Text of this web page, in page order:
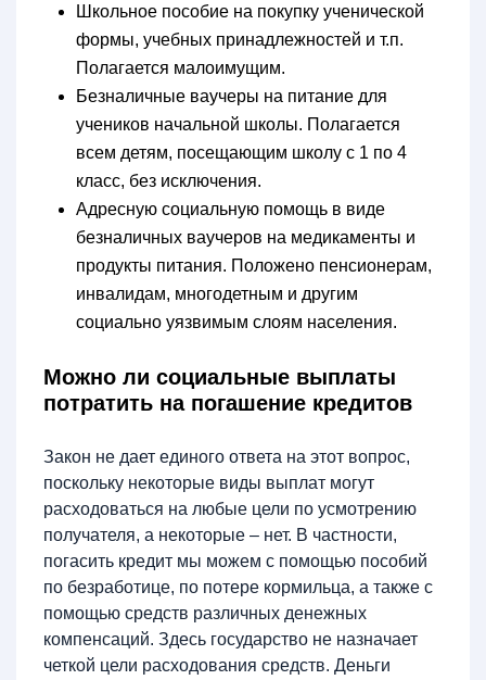
Школьное пособие на покупку ученической
формы, учебных принадлежностей и т.п.
Полагается малоимущим.
Безналичные ваучеры на питание для
учеников начальной школы. Полагается
всем детям, посещающим школу с 1 по 4
класс, без исключения.
Адресную социальную помощь в виде
безналичных ваучеров на медикаменты и
продукты питания. Положено пенсионерам,
инвалидам, многодетным и другим
социально уязвимым слоям населения.
Можно ли социальные выплаты
потратить на погашение кредитов
Закон не дает единого ответа на этот вопрос,
поскольку некоторые виды выплат могут
расходоваться на любые цели по усмотрению
получателя, а некоторые – нет. В частности,
погасить кредит мы можем с помощью пособий
по безработице, по потере кормильца, а также с
помощью средств различных денежных
компенсаций. Здесь государство не назначает
четкой цели расходования средств. Деньги